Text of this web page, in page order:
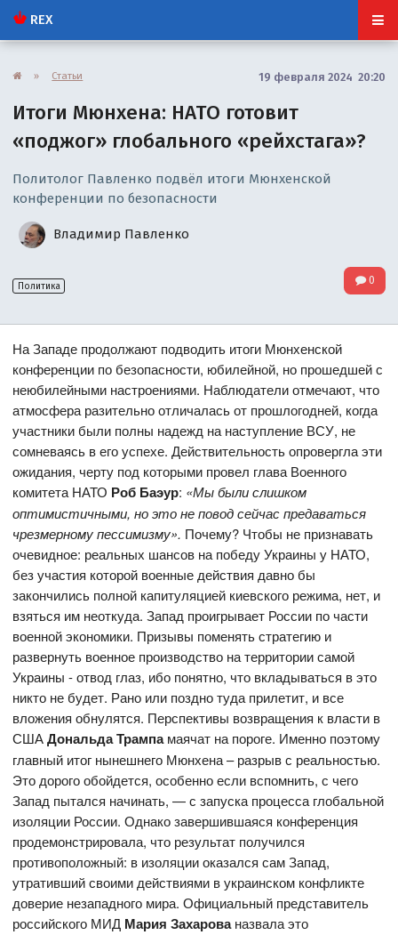
REX
» Статьи 19 февраля 2024 20:20
Итоги Мюнхена: НАТО готовит
«поджог» глобального «рейхстага»?
Политолог Павленко подвёл итоги Мюнхенской
конференции по безопасности
Владимир Павленко
Политика 0
На Западе продолжают подводить итоги Мюнхенской
конференции по безопасности, юбилейной, но прошедшей с
неюбилейными настроениями. Наблюдатели отмечают, что
атмосфера разительно отличалась от прошлогодней, когда
участники были полны надежд на наступление ВСУ, не
сомневаясь в его успехе. Действительность опровергла эти
ожидания, черту под которыми провел глава Военного
комитета НАТО Роб Баэур: «Мы были слишком
оптимистичными, но это не повод сейчас предаваться
чрезмерному пессимизму». Почему? Чтобы не признавать
очевидное: реальных шансов на победу Украины у НАТО,
без участия которой военные действия давно бы
закончились полной капитуляцией киевского режима, нет, и
взяться им неоткуда. Запад проигрывает России по части
военной экономики. Призывы поменять стратегию и
развернуть военное производство на территории самой
Украины - отвод глаз, ибо понятно, что вкладываться в это
никто не будет. Рано или поздно туда прилетит, и все
вложения обнулятся. Перспективы возвращения к власти в
СШАДональда Трампамаячат на пороге. Именно поэтому
главный итог нынешнего Мюнхена – разрыв с реальностью.
Это дорого обойдется, особенно если вспомнить, с чего
Запад пытался начинать, — с запуска процесса глобальной
изоляции России. Однако завершившаяся конференция
продемонстрировала, что результат получился
противоположный: в изоляции оказался сам Запад,
утративший своими действиями в украинском конфликте
доверие незападного мира. Официальный представитель
российского МИД Мария Захарованазвала это